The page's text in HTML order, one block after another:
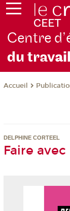
Centre
du travail
Accueil
DELPHINE CORTEEL
Faire